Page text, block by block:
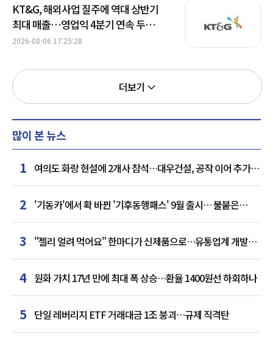
KT&G, 해외사업 질주에 역대 상반기
최대 매출…영업익 4분기 연속 두
자릿수 성장
2026-08-06 17:25:28
더보기
많이 본 뉴스
1 여의도 화랑 현설에 2개사 참석…대우건설, 공작 이어 추가
거점 확보하나
2 '기동카'에서 확 바뀐 '기후동행패스' 9월 출시… 불붙은
카드사 경쟁
3
"젤리 얼려 먹어요" 한마디가 신제품으로…유통업계 개발실
된 SNS
4 원화 가치 17년 만에 최대 폭 상승…환율 1400원선 하회하나
5 단일 레버리지 ETF 거래대금 1조 붕괴…규제 직격탄